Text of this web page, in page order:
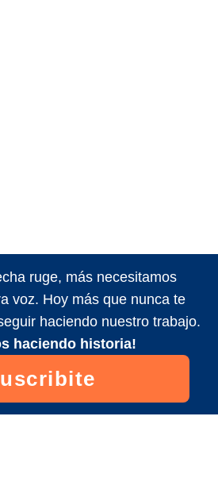
ruge, más necesitamos
voz. Hoy más que nunca te
haciendo nuestro trabajo.
haciendo historia!